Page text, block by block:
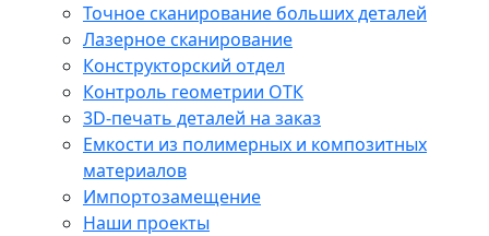
Точное сканирование больших деталей
Лазерное сканирование
Конструкторский отдел
Контроль геометрии ОТК
3D-печать деталей на заказ
Емкости из полимерных и композитных
материалов
Импортозамещение
Наши проекты